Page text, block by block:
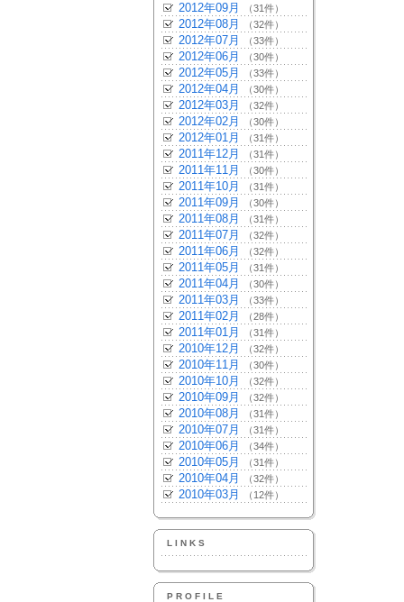
2012年09月 （31件）
2012年08月 （32件）
2012年07月 （33件）
2012年06月 （30件）
2012年05月 （33件）
2012年04月 （30件）
2012年03月 （32件）
2012年02月 （30件）
2012年01月 （31件）
2011年12月 （31件）
2011年11月 （30件）
2011年10月 （31件）
2011年09月 （30件）
2011年08月 （31件）
2011年07月 （32件）
2011年06月 （32件）
2011年05月 （31件）
2011年04月 （30件）
2011年03月 （33件）
2011年02月 （28件）
2011年01月 （31件）
2010年12月 （32件）
2010年11月 （30件）
2010年10月 （32件）
2010年09月 （32件）
2010年08月 （31件）
2010年07月 （31件）
2010年06月 （34件）
2010年05月 （31件）
2010年04月 （32件）
2010年03月 （12件）
LINKS
PROFILE